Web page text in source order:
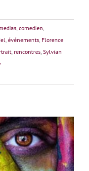
, comedien,
, événements, Florence
, rencontres, Sylvian